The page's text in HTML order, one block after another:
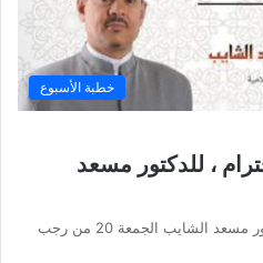
خطبة الأسبوع
، للدكتور مسعد
خطبة الجمعة ، قيمة الاحترام ، للدكتور مسعد الشايب الجمعة 20 من رجب